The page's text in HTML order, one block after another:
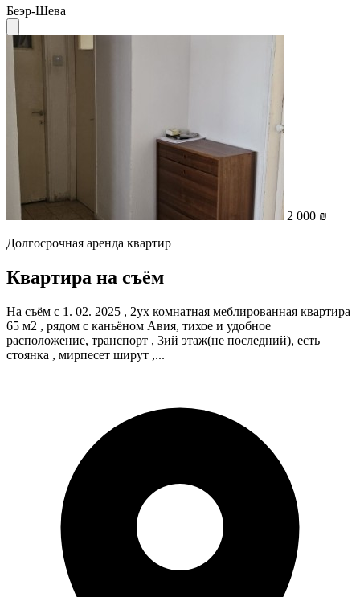
Беэр-Шева
2 000 ₪
Долгосрочная аренда квартир
Квартира на съём
На съём с 1. 02. 2025 , 2ух комнатная меблированная квартира
65 м2 , рядом с каньёном Авия, тихое и удобное
расположение, транспорт , 3ий этаж(не последний), есть
стоянка , мирпесет ширут ,...